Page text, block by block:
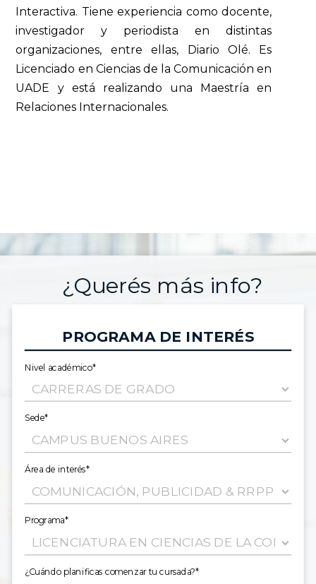
Interactiva. Tiene experiencia como docente,
investigador y periodista en distintas
organizaciones, entre ellas, Diario Olé. Es
Licenciado en Ciencias de la Comunicación en
UADE y está realizando una Maestría en
Relaciones Internacionales.
¿Querés más info?
PROGRAMA DE INTERÉS
Nivel académico*
Sede*
Área de interés*
Programa*
¿Cuándo planificas comenzar tu cursada?*